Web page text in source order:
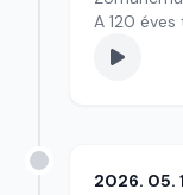
A 120
2026. 05.